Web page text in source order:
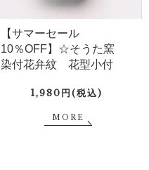
【サマーセール
10％OFF】☆そうた窯
染付花弁紋 花型小付
1,980円(税込)
MORE